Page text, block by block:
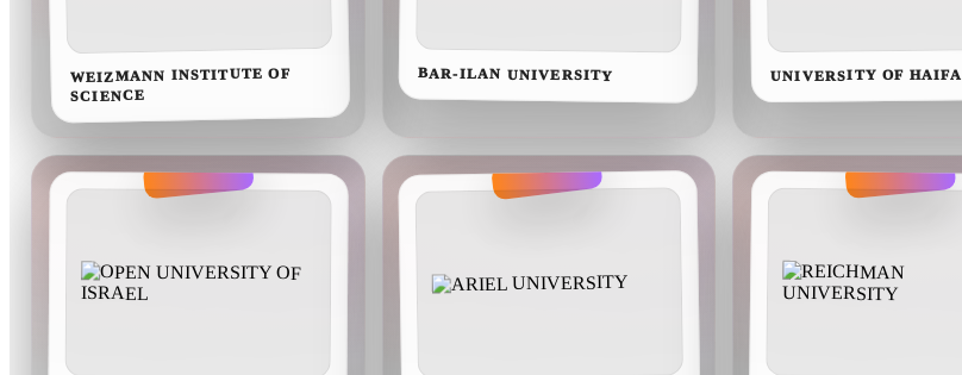
WEIZMANN INSTITUTE OF
SCIENCE
BAR-ILAN UNIVERSITY UNIVERSITY OF HAIFA